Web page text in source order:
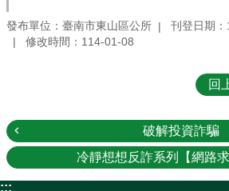
發布單位：臺南市東山區公所
刊登日期
修改時間：114-01-08
回
破解投資詐騙
冷靜想想反詐系列【網路
:::